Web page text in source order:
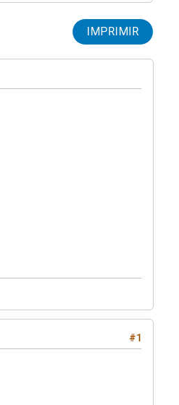
IMPRIMIR
#1
sea aqi xD